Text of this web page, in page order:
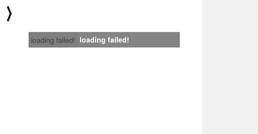
⟩
loading failed! loading failed!